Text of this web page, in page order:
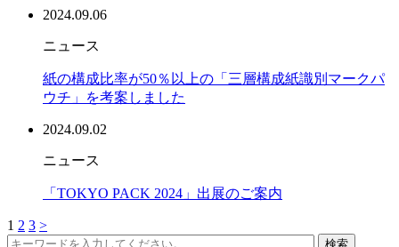
2024.09.06
ニュース
紙の構成比率が50％以上の「三層構成紙識別マークパ
ウチ」を考案しました
2024.09.02
ニュース
「TOKYO PACK 2024」出展のご案内
1 2 3 >